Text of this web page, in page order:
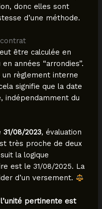
donc elles sont
d’une méthode.
être calculée en
années “arrondies”.
un règlement interne
signifie que la date
indépendamment du
31/08/2023, évaluation
très proche de deux
la logique
est le 31/08/2025. La
d’un versement.
pertinente est